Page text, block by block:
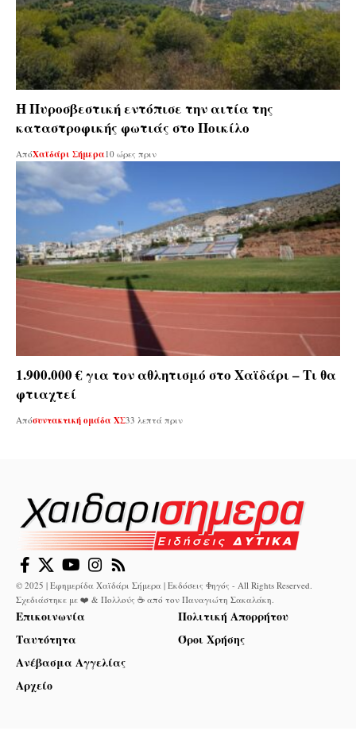
Η Πυροσβεστική εντόπισε την αιτία της
καταστροφικής φωτιάς στο Ποικίλο
ΑπόΧαϊδάρι Σήμερα 10 ώρες πριν
1.900.000 € για τον αθλητισμό στο Χαϊδάρι – Τι θα
φτιαχτεί
Απόσυντακτική ομάδα ΧΣ33 λεπτά πριν
© 2025 | Εφημερίδα Χαϊδάρι Σήμερα | Εκδόσεις Φηγός - All Rights Reserved.
Σχεδιάστηκε με ❤️ & Πολλούς ☕ από τον Παναγιώτη Σακαλάκη.
Επικοινωνία
Ταυτότητα
Ανέβασμα Αγγελίας
Αρχείο
Πολιτική Απορρήτου
Όροι Χρήσης